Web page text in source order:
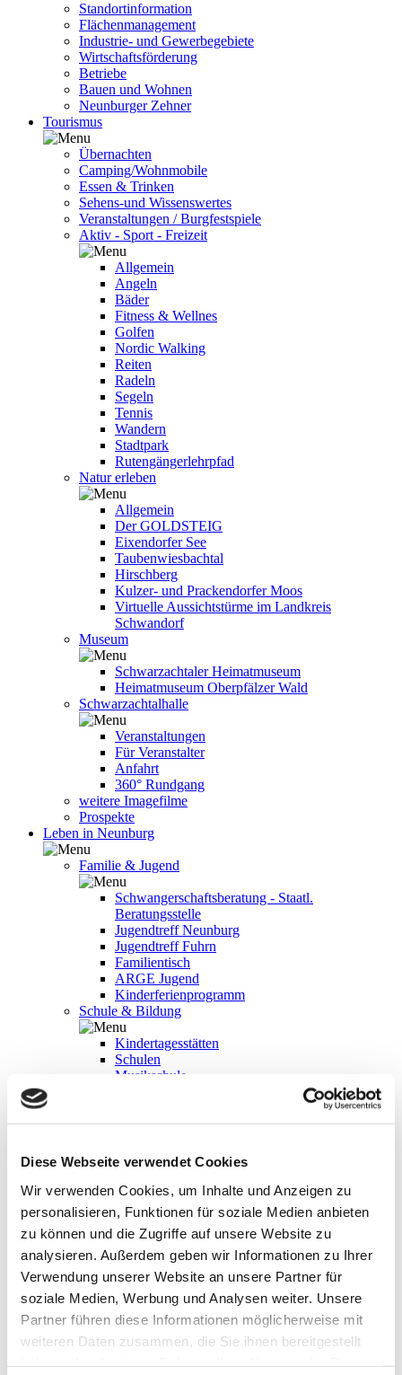
Diese Webseite verwendet Cookies
Wir verwenden Cookies, um Inhalte und Anzeigen zu
personalisieren, Funktionen für soziale Medien anbieten
zu können und die Zugriffe auf unsere Website zu
analysieren. Außerdem geben wir Informationen zu Ihrer
Verwendung unserer Website an unsere Partner für
soziale Medien, Werbung und Analysen weiter. Unsere
Partner führen diese Informationen möglicherweise mit
weiteren Daten zusammen, die Sie ihnen bereitgestellt
Standortinformation
Flächenmanagement
Industrie- und Gewerbegebiete
Wirtschaftsförderung
Betriebe
Bauen und Wohnen
Neunburger Zehner
Tourismus
Übernachten
Camping/Wohnmobile
Essen & Trinken
Sehens-und Wissenswertes
Veranstaltungen / Burgfestspiele
Aktiv - Sport - Freizeit
Allgemein
Angeln
Bäder
Fitness & Wellnes
Golfen
Nordic Walking
Reiten
Radeln
Segeln
Tennis
Wandern
Stadtpark
Rutengängerlehrpfad
Natur erleben
Allgemein
Der GOLDSTEIG
Eixendorfer See
Taubenwiesbachtal
Hirschberg
Kulzer- und Prackendorfer Moos
Virtuelle Aussichtstürme im Landkreis
Schwandorf
Museum
Schwarzachtaler Heimatmuseum
Heimatmuseum Oberpfälzer Wald
Schwarzachtalhalle
Veranstaltungen
Für Veranstalter
Anfahrt
360° Rundgang
weitere Imagefilme
Prospekte
Leben in Neunburg
Familie & Jugend
Schwangerschaftsberatung - Staatl.
Beratungsstelle
Jugendtreff Neunburg
Jugendtreff Fuhrn
Familientisch
ARGE Jugend
Kinderferienprogramm
Schule & Bildung
Kindertagesstätten
Schulen
Musikschule
Bücherei
Soziales
Spitalstiftung/Marienheim
Seniorenbeirat
Die Tafel
Kontaktgruppe Behinderte-Nichtbehinderte
Soziales Netzwerk
Medizinische Versorgung
Allgemeinmedizin
Anästhesiologie
Augenheilkunde
Chirurgie
Frauenheilkunde